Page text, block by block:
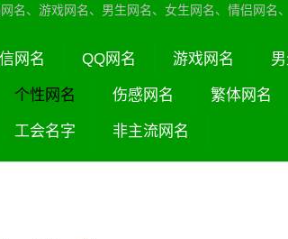
名、游戏网名、男生网名、女生网名、情侣网名
网名 QQ网名 游戏网名
个性网名 伤感网名 繁体网名
工会名字 非主流网名